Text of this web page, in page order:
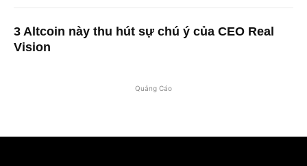
3 Altcoin này thu hút sự chú ý của CEO Real
Vision
Quảng Cáo